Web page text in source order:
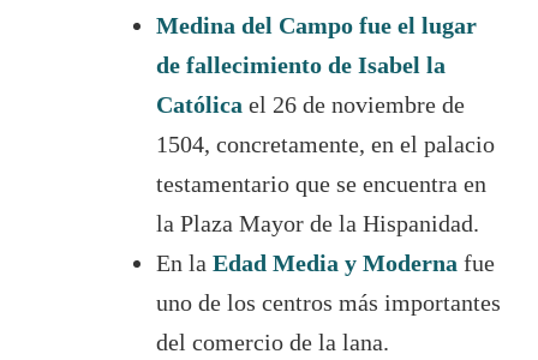
Medina del Campo fue el lugar
de fallecimiento de Isabel la
Católica el 26 de noviembre de
1504, concretamente, en el palacio
testamentario que se encuentra en
la Plaza Mayor de la Hispanidad.
En laEdad Media y Moderna fue
uno de los centros más importantes
del comercio de la lana.